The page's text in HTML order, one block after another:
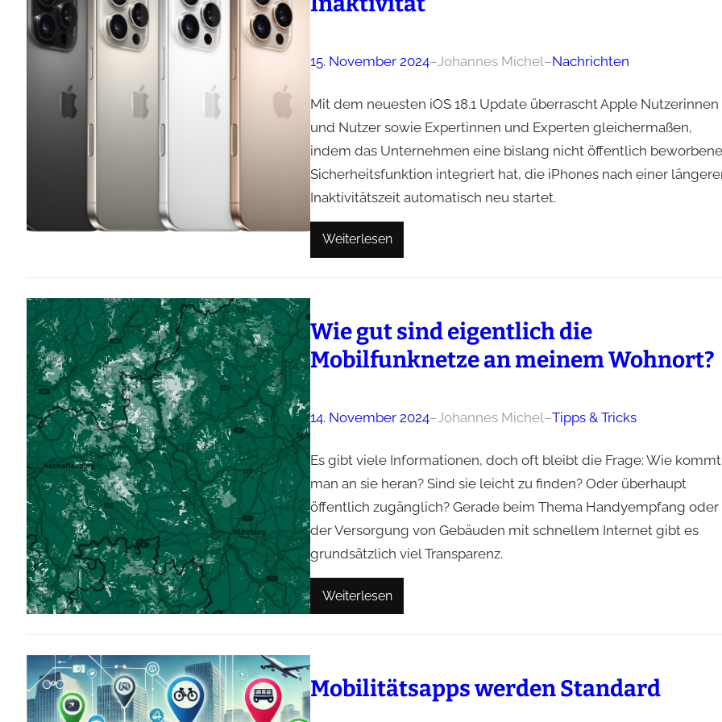
15. November 2024–Johannes Michel–Nachrichten
Mit dem neuesten iOS 18.1 Update überrascht Apple Nutzerinnen
und Nutzer sowie Expertinnen und Experten gleichermaßen,
indem das Unternehmen eine bislang nicht öffentlich beworbene
Sicherheitsfunktion integriert hat, die iPhones nach einer
Inaktivitätszeit automatisch neu startet.
Weiterlesen
Wie gut sind eigentlich die
Mobilfunknetze an meinem Wohnort?
14. November 2024–Johannes Michel–Tipps & Tricks
Es gibt viele Informationen, doch oft bleibt die Frage: Wie kommt
man an sie heran? Sind sie leicht zu finden? Oder überhaupt
öffentlich zugänglich? Gerade beim Thema Handyempfang oder
der Versorgung von Gebäuden mit schnellem Internet gibt es
grundsätzlich viel Transparenz.
Weiterlesen
Mobilitätsapps werden Standard